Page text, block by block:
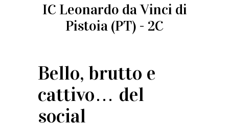
IC Leonardo da Vinci di
Pistoia (PT) - 2C
Bello, brutto e
cattivo… del
social